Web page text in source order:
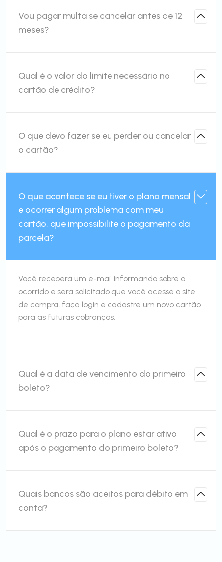
Vou pagar multa se cancelar antes de 12
meses?
Qual é o valor do limite necessário no
cartão de crédito?
O que devo fazer se eu perder ou cancelar
o cartão?
O que acontece se eu tiver o plano mensal
e ocorrer algum problema com meu
cartão, que impossibilite o pagamento da
parcela?
Você receberá um e-mail informando sobre o
ocorrido e será solicitado que você acesse o site
de compra, faça login e cadastre um novo cartão
para as futuras cobranças.
Qual é a data de vencimento do primeiro
boleto?
Qual é o prazo para o plano estar ativo
após o pagamento do primeiro boleto?
Quais bancos são aceitos para débito em
conta?